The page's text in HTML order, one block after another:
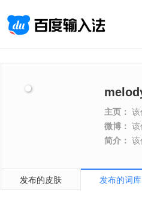
主页： 该
微博： 该
简介： 该
发布的皮肤 发布的词库